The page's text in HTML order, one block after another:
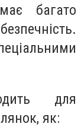
багато
для
як: